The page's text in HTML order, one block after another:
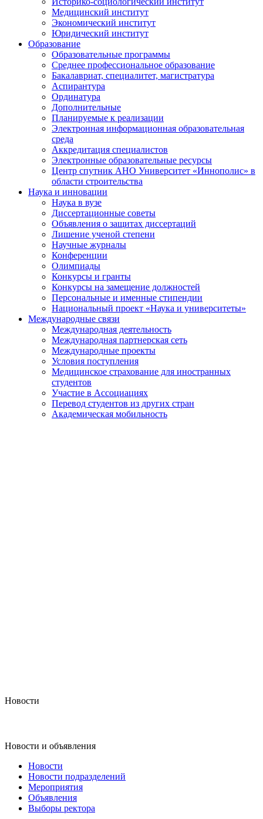
Медицинский институт
Экономический институт
Юридический институт
Образование
Образовательные программы
Среднее профессиональное образование
Бакалавриат, специалитет, магистратура
Аспирантура
Ординатура
Дополнительные
Планируемые к реализации
Электронная информационная образовательная
среда
Аккредитация специалистов
Электронные образовательные ресурсы
Центр спутник АНО Университет «Иннополис» в
области строительства
Наука и инновации
Наука в вузе
Диссертационные советы
Объявления о защитах диссертаций
Лишение ученой степени
Научные журналы
Конференции
Олимпиады
Конкурсы и гранты
Конкурсы на замещение должностей
Персональные и именные стипендии
Национальный проект «Наука и университеты»
Международные связи
Международная деятельность
Международная партнерская сеть
Международные проекты
Условия поступления
Медицинское страхование для иностранных
студентов
Участие в Ассоциациях
Перевод студентов из других стран
Академическая мобильность
Новости
Новости и объявления
Новости
Новости подразделений
Мероприятия
Объявления
Выборы ректора